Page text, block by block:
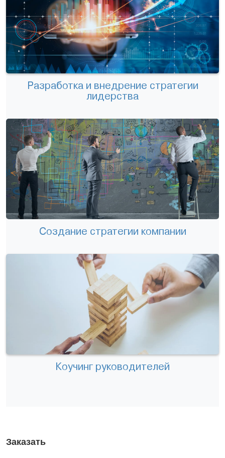
Разработка и внедрение стратегии
лидерства
Создание стратегии компании
Коучинг руководителей
Заказать